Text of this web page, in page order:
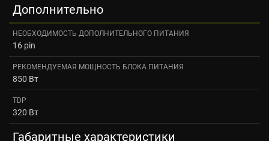
Дополнительно
НЕОБХОДИМОСТЬ ДОПОЛНИТЕЛЬНОГО ПИТАНИЯ
16 pin
РЕКОМЕНДУЕМАЯ МОЩНОСТЬ БЛОКА ПИТАНИЯ
850 Вт
TDP
320 Вт
Габаритные характеристики